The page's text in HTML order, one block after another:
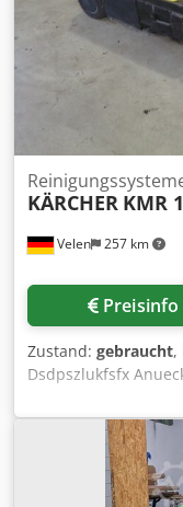
Velen 257 km
KÄRCHER KMR
Preisinfo
Zustand: gebraucht,
Dsdpszlukfsfx
0,75 t Raumbedarf